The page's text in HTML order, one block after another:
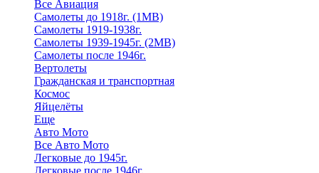
Все Авиация
Самолеты до 1918г. (1МВ)
Самолеты 1919-1938г.
Самолеты 1939-1945г. (2МВ)
Самолеты после 1946г.
Вертолеты
Гражданская и транспортная
Космос
Яйцелёты
Еще
Авто Мото
Все Авто Мото
Легковые до 1945г.
Легковые после 1946г.